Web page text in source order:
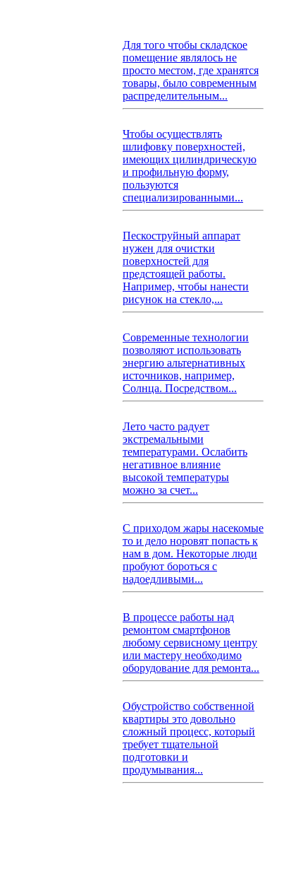
Для того чтобы складское
помещение являлось не
просто местом, где хранятся
товары, было современным
распределительным...
Чтобы осуществлять
шлифовку поверхностей,
имеющих цилиндрическую
и профильную форму,
пользуются
специализированными...
Пескоструйный аппарат
нужен для очистки
поверхностей для
предстоящей работы.
Например, чтобы нанести
рисунок на стекло,...
Современные технологии
позволяют использовать
энергию альтернативных
источников, например,
Солнца. Посредством...
Лето часто радует
экстремальными
температурами. Ослабить
негативное влияние
высокой температуры
можно за счет...
С приходом жары насекомые
то и дело норовят попасть к
нам в дом. Некоторые люди
пробуют бороться с
надоедливыми...
В процессе работы над
ремонтом смартфонов
любому сервисному центру
или мастеру необходимо
оборудование для ремонта...
Обустройство собственной
квартиры это довольно
сложный процесс, который
требует тщательной
подготовки и
продумывания...